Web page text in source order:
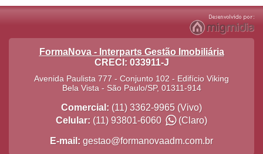
FormaNova - Interparts Gestão Imobiliária
CRECI: 033911-J
Avenida Paulista 777 - Conjunto 102 - Edifício Viking
Bela Vista- São Paulo/SP, 01311-914
Comercial: (11) 3362-9965 (Vivo)
Celular: (11) 93801-6060 (Claro)
E-mail: gestao@formanovaadm.com.br